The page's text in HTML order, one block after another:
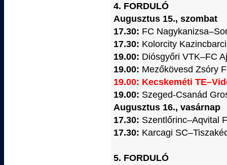
4. FORDULÓ
Augusztus 15., szombat
17.30: FC
17.30: Kolorcity
19.00: Diósgyőri VTK–FC
19.00: Mezőkövesd Zsóry
19.00: Kecskeméti
19.00: Szeged-Csanád
Augusztus 16., vasárnap
17.30: Szentlőrinc–Aqvital
17.30: Karcagi
5. FORDULÓ